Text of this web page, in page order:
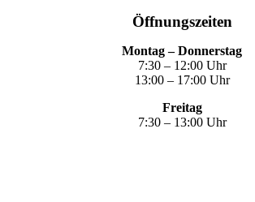
Öffnungszeiten
Montag – Donnerstag
7:30 – 12:00 Uhr
13:00 – 17:00 Uhr
Freitag
7:30 – 13:00 Uhr